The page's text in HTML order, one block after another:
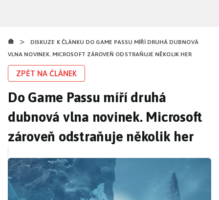
obsahu
>
DISKUZE K ČLÁNKU DO GAME PASSU MÍŘÍ DRUHÁ DUBNOVÁ
VLNA NOVINEK. MICROSOFT ZÁROVEŇ ODSTRAŇUJE NĚKOLIK HER
ZPĚT NA ČLÁNEK
Do Game Passu míří druhá
dubnová vlna novinek. Microsoft
zároveň odstraňuje několik her